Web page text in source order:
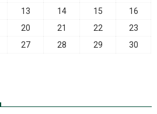
13 14 15
16
20 21 22
23
27 28 29
30